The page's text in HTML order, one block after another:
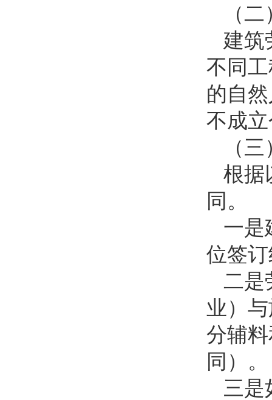
（
建筑
不同
的自
不成
（
根据
同。
一是
位签
二是
业）
分辅
同）。
三是